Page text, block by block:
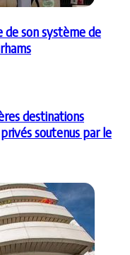
de son système de
destinations
soutenus par le